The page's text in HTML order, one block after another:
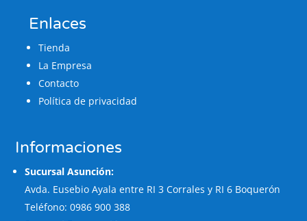
Enlaces
Tienda
La Empresa
Contacto
Política de privacidad
Informaciones
Sucursal Asunción:
Avda. Eusebio Ayala entre RI 3 Corrales y RI 6 Boquerón
Teléfono: 0986 900 388